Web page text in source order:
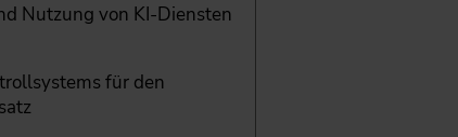
Nutzung von KI-Diensten
für den